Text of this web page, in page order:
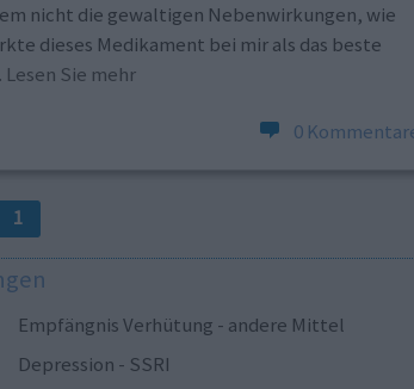
nicht die gewaltigen Nebenwirkungen, wie
dieses Medikament bei mir als das beste
Lesen Sie mehr
0
1
Empfängnis Verhütung - andere Mittel
Depression - SSRI